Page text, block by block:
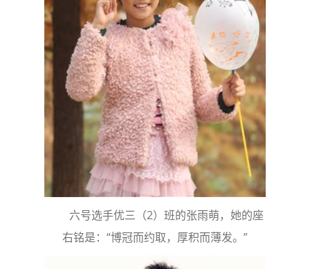
六号选手优三（2）班的张雨萌，她的座
右铭是：“博冠而约取，厚积而薄发。”